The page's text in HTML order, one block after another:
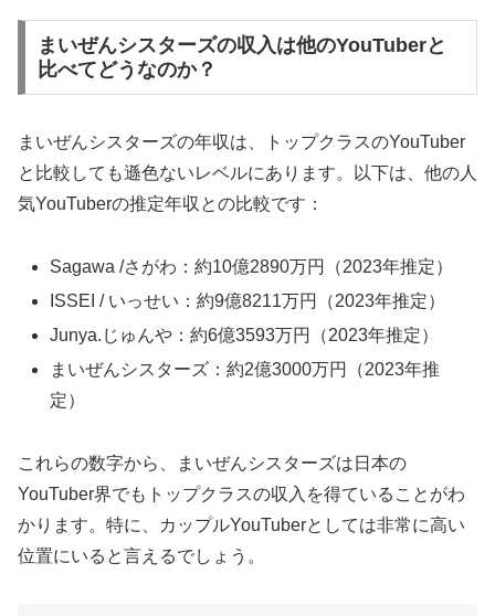
まいぜんシスターズの収入は他のYouTuberと
比べてどうなのか？
まいぜんシスターズの年収は、トップクラスのYouTuber
と比較しても遜色ないレベルにあります。以下は、他の人
気YouTuberの推定年収との比較です：
Sagawa /さがわ：約10億2890万円（2023年推定）
ISSEI / いっせい：約9億8211万円（2023年推定）
Junya.じゅんや：約6億3593万円（2023年推定）
まいぜんシスターズ：約2億3000万円（2023年推
定）
これらの数字から、まいぜんシスターズは日本の
YouTuber界でもトップクラスの収入を得ていることがわ
かります。特に、カップルYouTuberとしては非常に高い
位置にいると言えるでしょう。